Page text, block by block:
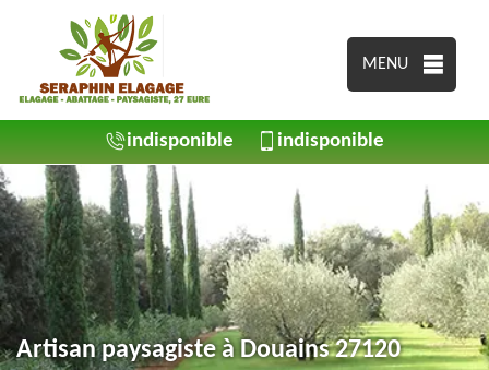
MENU
indisponible indisponible
Artisan paysagiste à Douains 27120